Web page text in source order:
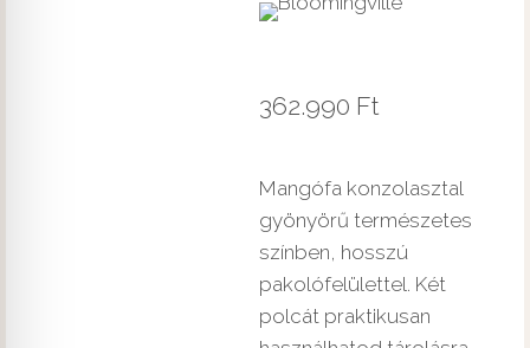
362.990 Ft
Mangófa konzolasztal
gyönyörű természetes
színben, hosszú
pakolófelülettel. Két
polcát praktikusan